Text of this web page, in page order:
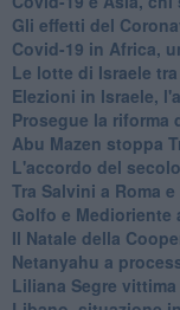
Gli effetti del
Covid-19 in Africa,
Le lotte di Israele
Elezioni in Israele,
Prosegue la riforma
Abu Mazen stoppa
L'accordo del
Tra Salvini a Roma
Golfo e Medioriente
Il Natale della
Netanyahu a
Liliana Segre